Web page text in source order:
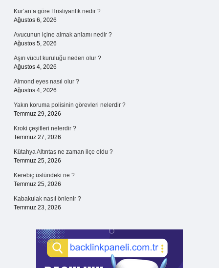
Kur’an’a göre Hristiyanlık nedir ?
Ağustos 6, 2026
Avucunun içine almak anlamı nedir ?
Ağustos 5, 2026
Aşırı vücut kuruluğu neden olur ?
Ağustos 4, 2026
Almond eyes nasıl olur ?
Ağustos 4, 2026
Yakın koruma polisinin görevleri nelerdir ?
Temmuz 29, 2026
Kroki çeşitleri nelerdir ?
Temmuz 27, 2026
Kütahya Altıntaş ne zaman ilçe oldu ?
Temmuz 25, 2026
Kerebiç üstündeki ne ?
Temmuz 25, 2026
Kabakulak nasıl önlenir ?
Temmuz 23, 2026